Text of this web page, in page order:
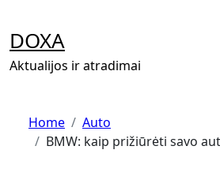
content
DOXA
Aktualijos ir atradimai
Home
Auto
BMW: kaip prižiūrėti savo